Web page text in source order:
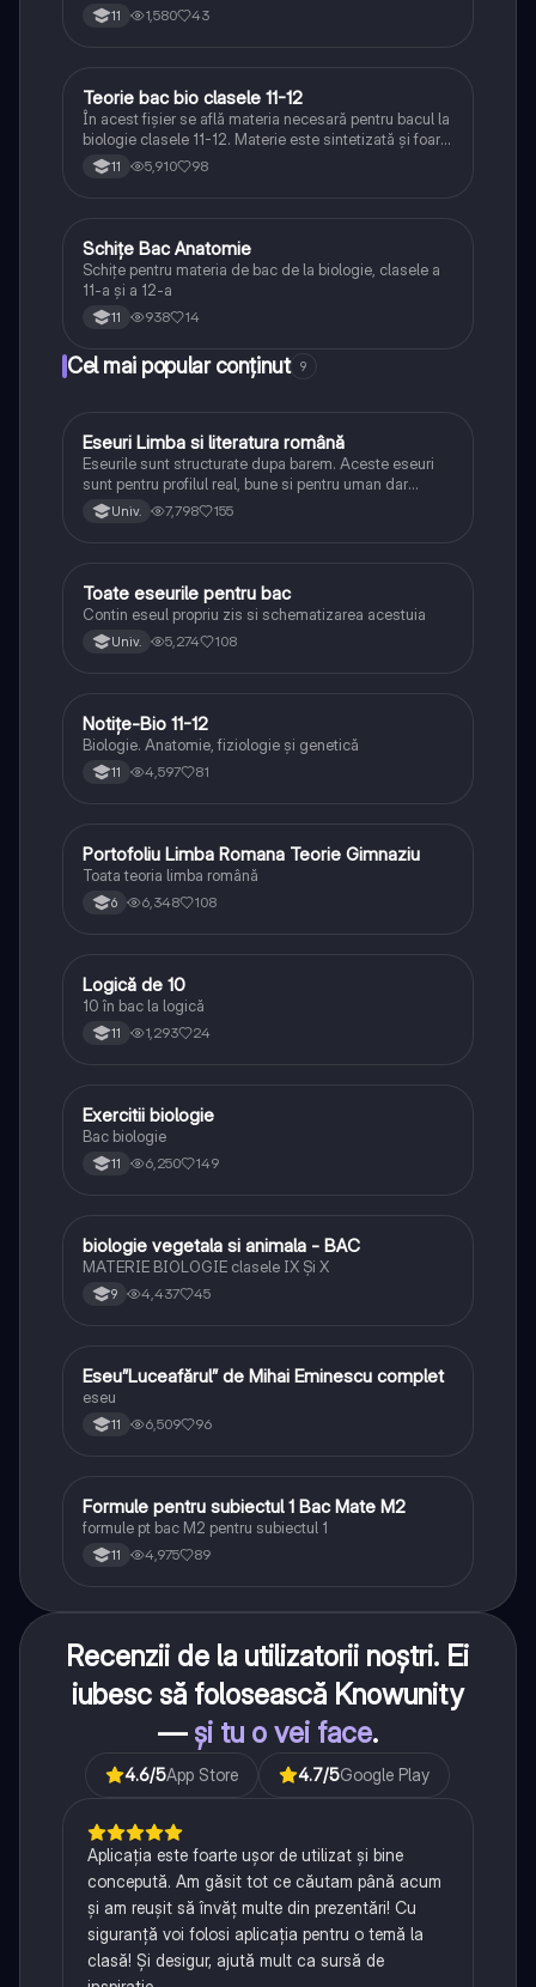
11 1,580 43
Biologie
Teorie bac bio clasele 11-12
În acest fișier se află materia necesară pentru bacul la
biologie clasele 11-12. Materie este sintetizată și foarte
bine explicată.
11 5,910 98
Biologie
Schițe Bac Anatomie
Schițe pentru materia de bac de la biologie, clasele a
11-a și a 12-a
11 938 14
Cel mai popular conținut 9
Limba și literatura română
Eseuri Limba si literatura română
Eseurile sunt structurate dupa barem. Aceste eseuri
sunt pentru profilul real, bune si pentru uman dar
lipsesc relatiile dintre personaje si caracrerizarile.
Univ. 7,798 155
Limba și literatura română
Toate eseurile pentru bac
Contin eseul propriu zis si schematizarea acestuia
Univ. 5,274 108
Biologie
Notițe-Bio 11-12
Biologie. Anatomie, fiziologie și genetică
11 4,597 81
Limba și literatura română
Portofoliu Limba Romana Teorie Gimnaziu
Toata teoria limba română
6 6,348 108
Logică
Logică de 10
10 în bac la logică
11 1,293 24
Biologie
Exercitii biologie
Bac biologie
11 6,250 149
Biologie
biologie vegetala si animala - BAC
MATERIE BIOLOGIE clasele IX Şi X
9 4,437 45
Limba și literatura română
Eseu”Luceafărul” de Mihai Eminescu complet
eseu
11 6,509 96
Matematică
Formule pentru subiectul 1 Bac Mate M2
formule pt bac M2 pentru subiectul 1
11 4,975 89
Recenzii de la utilizatorii noștri. Ei
iubesc să folosească Knowunity
— și tu o vei face.
4.6/5App Store 4.7/5Google Play
Aplicația este foarte ușor de utilizat și bine
concepută. Am găsit tot ce căutam până acum
și am reușit să învăț multe din prezentări! Cu
siguranță voi folosi aplicația pentru o temă la
clasă! Și desigur, ajută mult ca sursă de